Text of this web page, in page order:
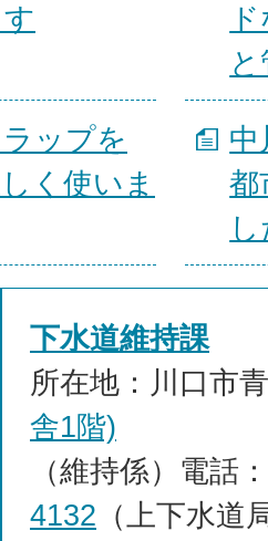
ップを
く使いま
中
都
下水道維持課
所在地：川口市
舎1階)
（維持係）電話：
4132 （上下水道